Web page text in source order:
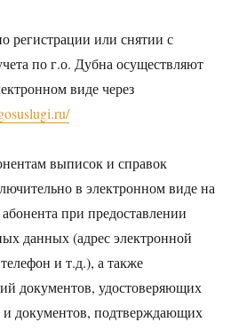
регистрации или снятии с
по г.о. Дубна осуществляют
виде через
выписок и справок
в электронном виде на
при предоставлении
данных (адрес электронной
и т.д.), а также
документов, удостоверяющих
и документов, подтверждающих